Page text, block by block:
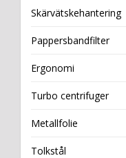
Skärvätskehantering
Pappersbandfilter
Ergonomi
Turbo centrifuger
Metallfolie
Tolkstål